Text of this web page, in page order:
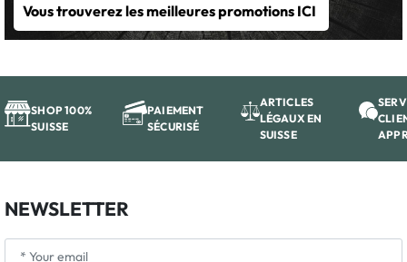
Vous trouverez les meilleures promotions ICI
SHOP 100%
SUISSE
PAIEMENT
SÉCURISÉ
ARTICLES
LÉGAUX EN
SUISSE
NEWSLETTER